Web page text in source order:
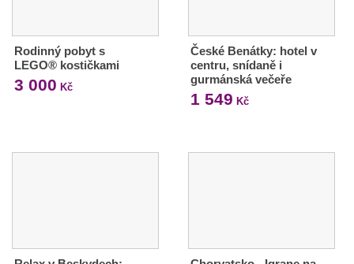
Rodinný pobyt s
LEGO® kostičkami
3 000 Kč
České Benátky: hotel v
centru, snídaně i
gurmánská večeře
1 549 Kč